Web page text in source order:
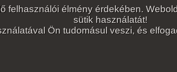
felhasználói élmény érdekében.
sütik használatát!
Ön tudomásul veszi, és